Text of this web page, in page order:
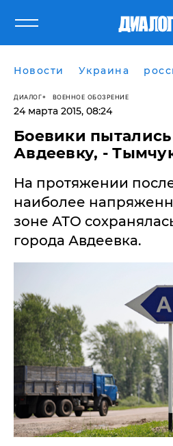
Новости Украина
ДИАЛОГ ВОЕННОЕ ОБОЗРЕНИЕ
24 марта 2015, 08:24
​Боевики пытались
Авдеевку, -
На протяжении
наиболее
зоне АТО
города Авдеевка.